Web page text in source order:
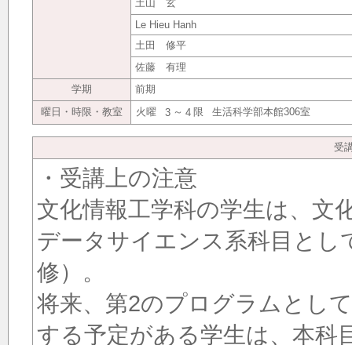
土山 玄
Le Hieu Hanh
土田 修平
佐藤 有理
学期
前期
曜日・時限・教室
火曜 3 ～ 4 限 生活科学部本館306室
受
・受講上の注意
文化情報工学科の学生は、文
データサイエンス系科目とし
修）。
将来、第2のプログラムとし
する予定がある学生は、本科